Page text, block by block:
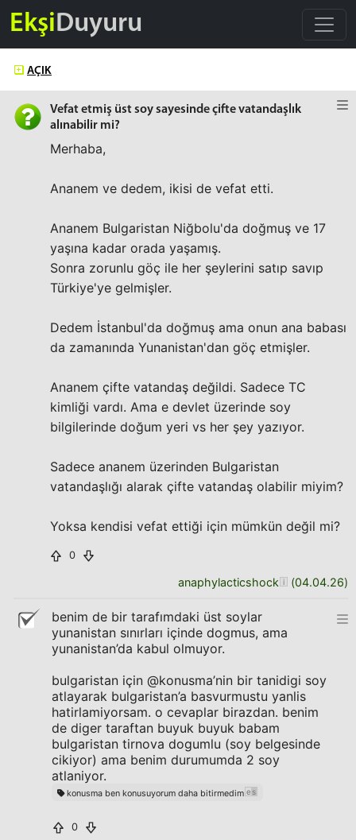
EkşiDuyuru
AÇIK
Vefat etmiş üst soy sayesinde çifte vatandaşlık
alınabilir mi?
Merhaba,
Ananem ve dedem, ikisi de vefat etti.
Ananem Bulgaristan Niğbolu'da doğmuş ve 17
yaşına kadar orada yaşamış.
Sonra zorunlu göç ile her şeylerini satıp savıp
Türkiye'ye gelmişler.
Dedem İstanbul'da doğmuş ama onun ana babası
da zamanında Yunanistan'dan göç etmişler.
Ananem çifte vatandaş değildi. Sadece TC
kimliği vardı. Ama e devlet üzerinde soy
bilgilerinde doğum yeri vs her şey yazıyor.
Sadece ananem üzerinden Bulgaristan
vatandaşlığı alarak çifte vatandaş olabilir miyim?
Yoksa kendisi vefat ettiği için mümkün değil mi?
0
anaphylacticshock (04.04.26)
benim de bir tarafımdaki üst soylar
yunanistan sınırları içinde dogmus, ama
yunanistan’da kabul olmuyor.
bulgaristan için @konusma’nin bir tanidigi soy
atlayarak bulgaristan’a basvurmustu yanlis
hatirlamiyorsam. o cevaplar birazdan. benim
de diger taraftan buyuk buyuk babam
bulgaristan tirnova dogumlu (soy belgesinde
cikiyor) ama benim durumumda 2 soy
atlaniyor.
konusma ben konusuyorum daha bitirmedim
0